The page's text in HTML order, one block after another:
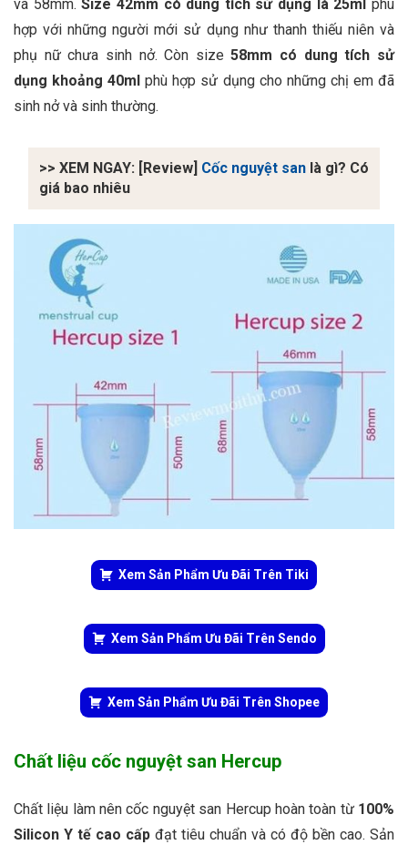
và 58mm.Size 42mm có dung tích sử dụng là 25ml phù
hợp với những người mới sử dụng như thanh thiếu niên và
phụ nữ chưa sinh nở. Còn size58mm có dung tích sử
dụng khoảng 40ml phù hợp sử dụng cho những chị em đã
sinh nở và sinh thường.
>> XEM NGAY: [Review] Cốc nguyệt san là gì? Có
giá bao nhiêu
Xem Sản Phẩm Ưu Đãi Trên Tiki
Xem Sản Phẩm Ưu Đãi Trên Sendo
Xem Sản Phẩm Ưu Đãi Trên Shopee
Chất liệu cốc nguyệt san Hercup
Chất liệu làm nên cốc nguyệt san Hercup hoàn toàn từ 100%
Silicon Y tế cao cấp đạt tiêu chuẩn và có độ bền cao. Sản